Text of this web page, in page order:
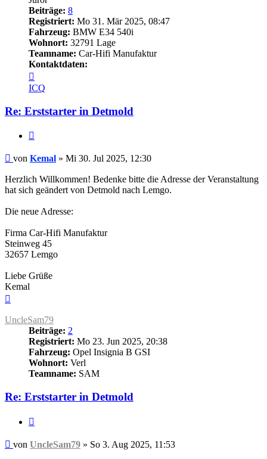
Beiträge: 8
Registriert: Mo 31. Mär 2025, 08:47
Fahrzeug: BMW E34 540i
Wohnort: 32791 Lage
Teamname: Car-Hifi Manufaktur
Kontaktdaten:
von
Kemal
ICQ
Re: Erststarter in Detmold
Beitrag
von Kemal » Mi 30. Jul 2025, 12:30
Herzlich Willkommen! Bedenke bitte die Adresse der Veranstaltung
hat sich geändert von Detmold nach Lemgo.
Die neue Adresse:
Firma Car-Hifi Manufaktur
Steinweg 45
32657 Lemgo
Liebe Grüße
Kemal
UncleSam79
Beiträge: 2
Registriert: Mo 23. Jun 2025, 20:38
Fahrzeug: Opel Insignia B GSI
Wohnort: Verl
Teamname: SAM
Re: Erststarter in Detmold
Beitrag
von UncleSam79 » So 3. Aug 2025, 11:53